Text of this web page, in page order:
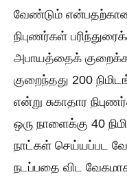
வேண்டும்
நிபுணர்கள்
அபாயத்தைக் குறைக்க,
குறைந்தது 200
என்று சுகாதார
ஒரு நாளைக்கு 40
நாட்கள் செய்யப்பட
நடப்பதை விட